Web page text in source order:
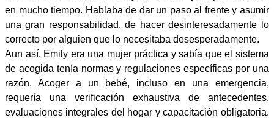
en mucho tiempo. Hablaba de dar un paso al frente y asumir
una gran responsabilidad, de hacer desinteresadamente lo
correcto por alguien que lo necesitaba desesperadamente.
Aun así, Emily era una mujer práctica y sabía que el sistema
de acogida tenía normas y regulaciones específicas por una
razón. Acoger a un bebé, incluso en una emergencia,
requería una verificación exhaustiva de antecedentes,
evaluaciones integrales del hogar y capacitación obligatoria.